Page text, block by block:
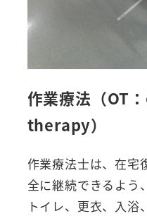
作業療法（OT
therapy）
作業療法士は、在宅
全に継続できるよう
トイレ、更衣、入浴